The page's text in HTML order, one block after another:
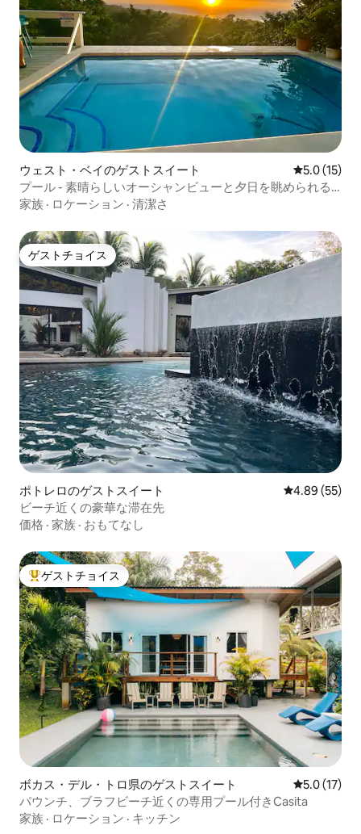
ウェスト・ベイのゲストスイート レビュー15
5.0 (15)
プール - 素晴らしいオーシャンビューと夕日を眺められる
景色 - ウエストベイ
家族 · ロケーション · 清潔さ
ゲストチョイス
ゲストチョイス
ポトレロのゲストスイート レビュー55
4.89 (55)
ビーチ近くの豪華な滞在先
価格 · 家族 · おもてなし
大好評のゲストチョイスです。
ゲストチョイス
ボカス・デル・トロ県のゲストスイート レビュー17
5.0 (17)
パウンチ、ブラフビーチ近くの専用プール付きCasita
家族 · ロケーション · キッチン